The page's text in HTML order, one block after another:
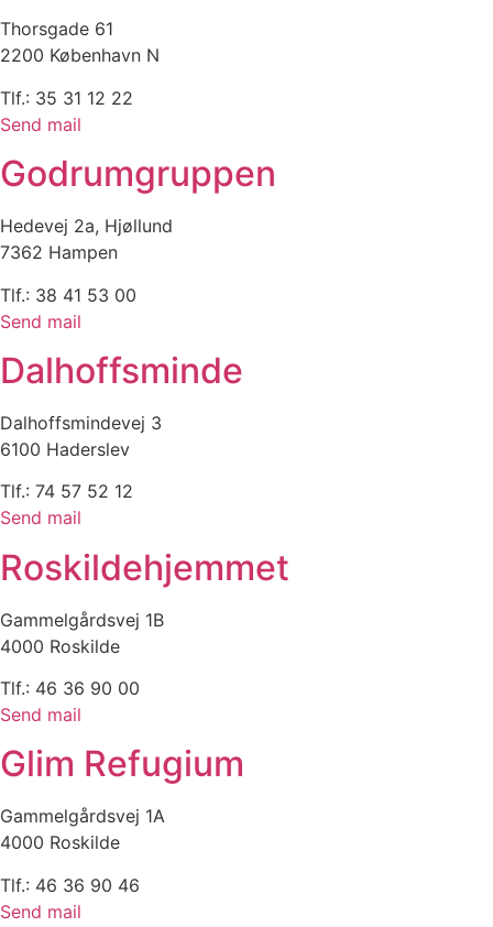
Thorsgade 61
2200 København N
Tlf.: 35 31 12 22
Send mail
Godrumgruppen
Hedevej 2a, Hjøllund
7362 Hampen
Tlf.: 38 41 53 00
Send mail
Dalhoffsminde
Dalhoffsmindevej 3
6100 Haderslev
Tlf.: 74 57 52 12
Send mail
Roskildehjemmet
Gammelgårdsvej 1B
4000 Roskilde
Tlf.: 46 36 90 00
Send mail
Glim Refugium
Gammelgårdsvej 1A
4000 Roskilde
Tlf.: 46 36 90 46
Send mail